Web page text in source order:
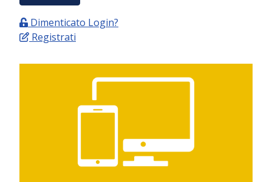
Dimenticato Login?
Registrati